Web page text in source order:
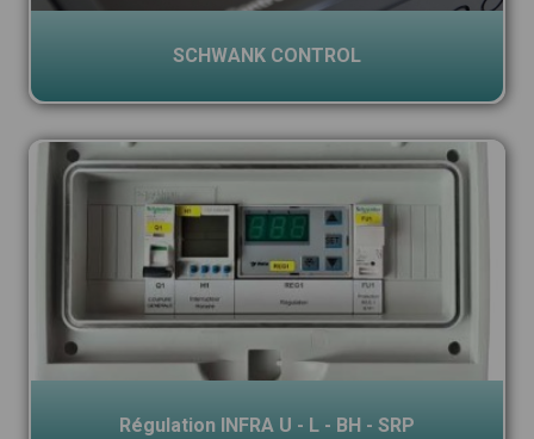
SCHWANK CONTROL
Régulation INFRA U - L - BH - SRP